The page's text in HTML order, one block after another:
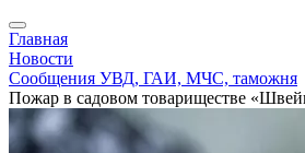
Главная
Новости
Сообщения УВД, ГАИ, МЧС, таможня
Пожар в садовом товариществе